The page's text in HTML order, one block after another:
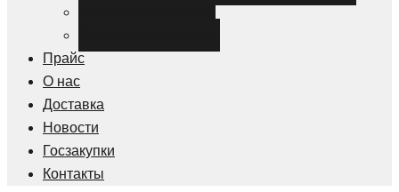
Прайс
О нас
Доставка
Новости
Госзакупки
Контакты